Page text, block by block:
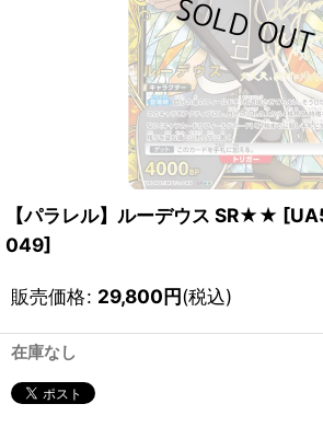
【パラレル】ルーデウス SR★★ [
049]
販売価格: 29,800円(税込)
在庫なし